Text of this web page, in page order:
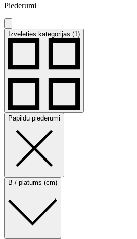
Piederumi
Izvēlēties kategorijas (1)
Papildu piederumi
B / platums (cm)